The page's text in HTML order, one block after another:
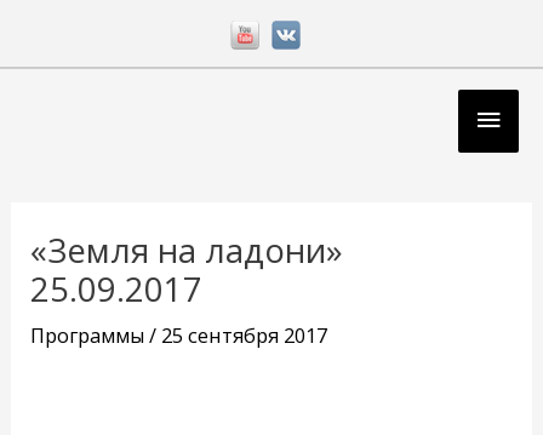
«Земля на ладони»
25.09.2017
Программы/ 25 сентября 2017
записям